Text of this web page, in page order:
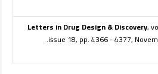
Letters in Drug Design & Discovery,
issue 18, pp. 4366 - 4377,